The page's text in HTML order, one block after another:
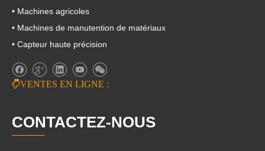
• Machines agricoles
• Machines de manutention de matériaux
• Capteur haute précision
VENTES EN LIGNE :
CONTACTEZ-NOUS